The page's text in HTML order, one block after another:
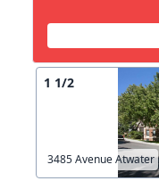
1 1/2
3485 Avenue Atwater